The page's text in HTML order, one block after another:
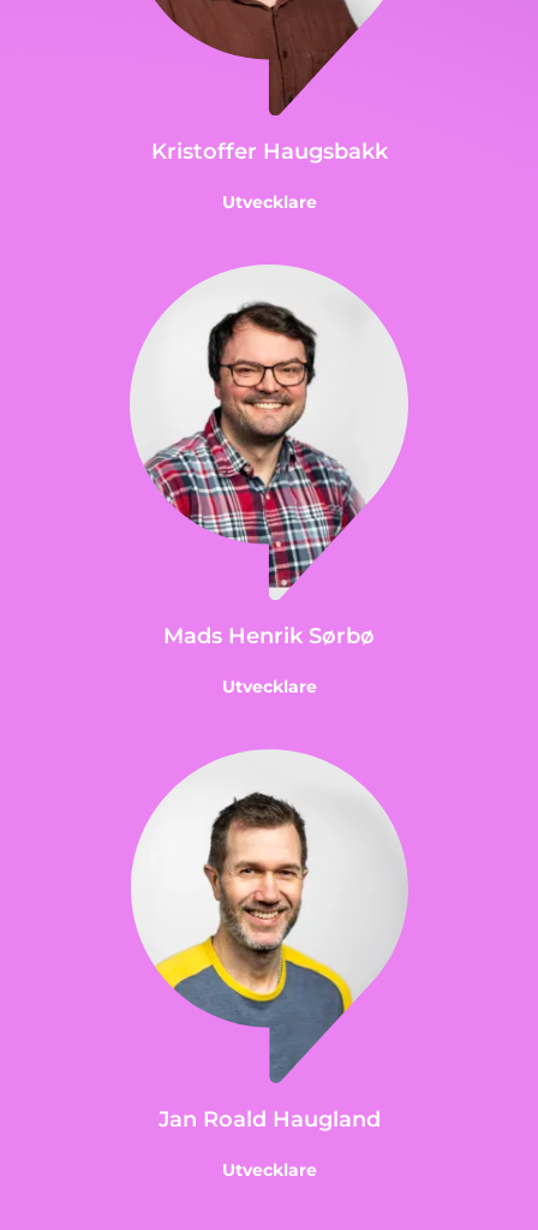
Kristoffer Haugsbakk
Utvecklare
Mads Henrik Sørbø
Utvecklare
Jan Roald Haugland
Utvecklare